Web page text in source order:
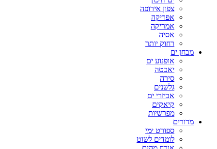
צפון אירופה
אפריקה
אמריקה
אסיה
רחוק יותר
מבחן ים
אופנוע ים
יאכטה
סירה
גלשנים
אביזרי ים
קיאקים
מפרשיות
מדורים
ספורט ימי
לומדים לשוט